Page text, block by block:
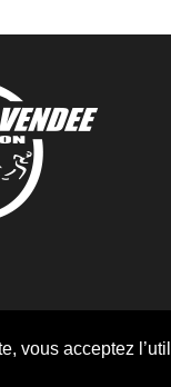
vous acceptez